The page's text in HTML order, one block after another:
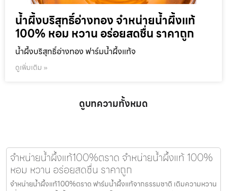
น้ำผึ้งบริสุทธิ์อ่างทอง จำหน่ายน้ำผึ้งแท้
100% หอม หวาน อร่อยสดชื่น ราคาถูก
น้ำผึ้งบริสุทธิ์อ่างทอง ฟาร์มน้ำผึ้งแท้จ
ดูเพิ่มเติม »
ดูบทความทั้งหมด
จำหน่ายน้ำผึ้งแท้100%ตราด จำหน่ายน้ำผึ้งแท้ 100%
หอม หวาน อร่อยสดชื่น ราคาถูก
จำหน่ายน้ำผึ้งแท้100%ตราด ฟาร์มน้ำผึ้งแท้จากธรรมชาติ เติมความหวาน